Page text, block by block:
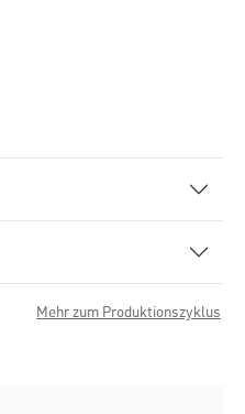
Mehr zum Produktionszyklus